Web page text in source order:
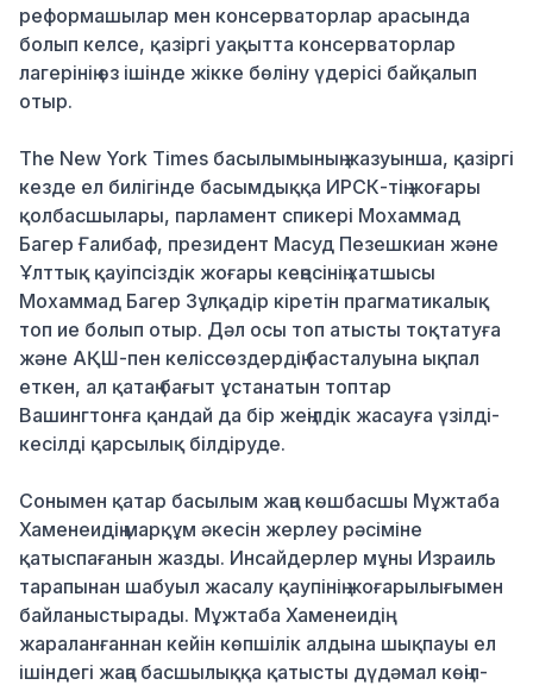
реформашылар мен консерваторлар арасында
болып келсе, қазіргі уақытта консерваторлар
лагерінің өз ішінде жікке бөліну үдерісі байқалып
отыр.
The New York Times басылымының жазуынша, қазіргі
кезде ел билігінде басымдыққа ИРСК-тің жоғары
қолбасшылары, парламент спикері Мохаммад
Багер Ғалибаф, президент Масуд Пезешкиан және
Ұлттық қауіпсіздік жоғары кеңесінің хатшысы
Мохаммад Багер Зұлқадір кіретін прагматикалық
топ ие болып отыр. Дәл осы топ атысты тоқтатуға
және АҚШ-пен келіссөздердің басталуына ықпал
еткен, ал қатаң бағыт ұстанатын топтар
Вашингтонға қандай да бір жеңілдік жасауға үзілді-
кесілді қарсылық білдіруде.
Сонымен қатар басылым жаңа көшбасшы Мұжтаба
Хаменеидің марқұм әкесін жерлеу рәсіміне
қатыспағанын жазды. Инсайдерлер мұны Израиль
тарапынан шабуыл жасалу қаупінің жоғарылығымен
байланыстырады. Мұжтаба Хаменеидің
жараланғаннан кейін көпшілік алдына шықпауы ел
ішіндегі жаңа басшылыққа қатысты дүдәмал көңіл-